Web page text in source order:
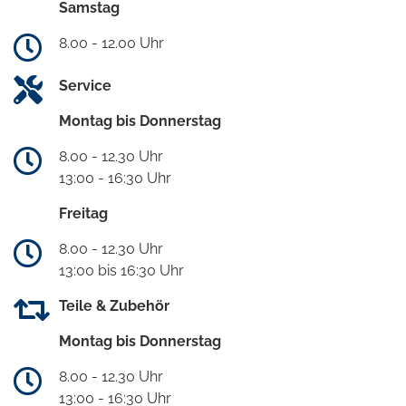
Samstag
8.00 - 12.00 Uhr
Service
Montag bis Donnerstag
8.00 - 12.30 Uhr
13:00 - 16:30 Uhr
Freitag
8.00 - 12.30 Uhr
13:00 bis 16:30 Uhr
Teile & Zubehör
Montag bis Donnerstag
8.00 - 12.30 Uhr
13:00 - 16:30 Uhr